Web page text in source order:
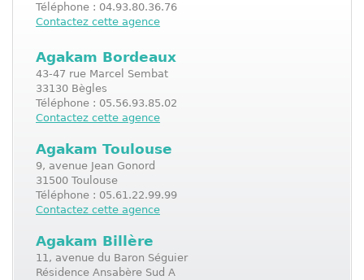
Téléphone : 04.93.80.36.76
Contactez cette agence
Agakam Bordeaux
43-47 rue Marcel Sembat
33130 Bègles
Téléphone : 05.56.93.85.02
Contactez cette agence
Agakam Toulouse
9, avenue Jean Gonord
31500 Toulouse
Téléphone : 05.61.22.99.99
Contactez cette agence
Agakam Billère
11, avenue du Baron Séguier
Résidence Ansabère Sud A